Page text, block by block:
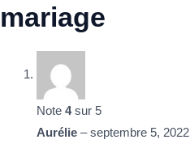
mariage
Note4sur 5
Aurélie– septembre 5, 2022